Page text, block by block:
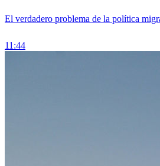
El verdadero problema de la política
11:44